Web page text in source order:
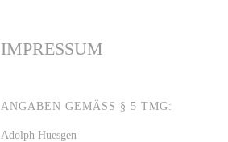
IMPRESSUM
ANGABEN GEMÄSS § 5 TMG:
Adolph Huesgen